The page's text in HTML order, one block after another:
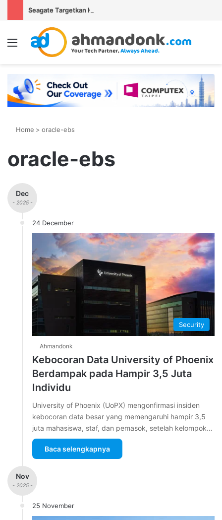
Menu
Home > oracle-ebs
oracle-ebs
Dec
- 2025 -
24 December
Security
Ahmandonk
Kebocoran Data University of Phoenix
Berdampak pada Hampir 3,5 Juta
Individu
University of Phoenix (UoPX) mengonfirmasi insiden
kebocoran data besar yang memengaruhi hampir 3,5
juta mahasiswa, staf, dan pemasok, setelah kelompok…
Baca selengkapnya
Nov
- 2025 -
25 November